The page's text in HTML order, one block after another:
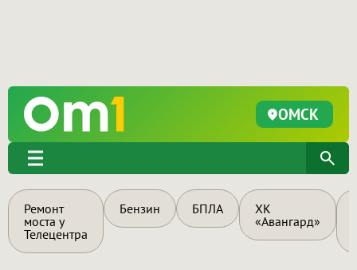
ОМСК
Ремонт
моста у
Телецентра
Бензин БПЛА
ХК
«Авангард»